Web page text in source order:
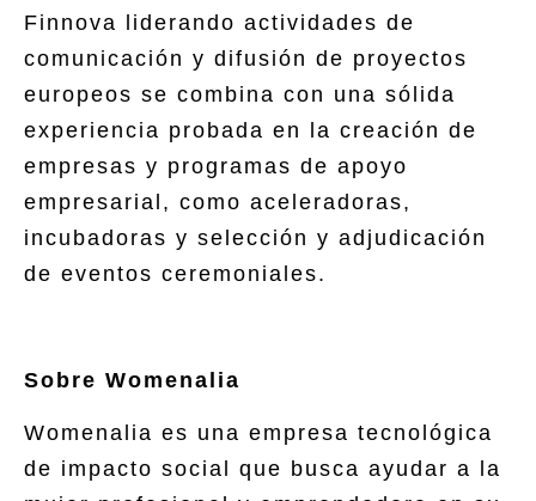
Finnova liderando actividades de
comunicación y difusión de proyectos
europeos se combina con una sólida
experiencia probada en la creación de
empresas y programas de apoyo
empresarial, como aceleradoras,
incubadoras y selección y adjudicación
de eventos ceremoniales.
Sobre Womenalia
Womenalia es una empresa tecnológica
de impacto social que busca ayudar a la